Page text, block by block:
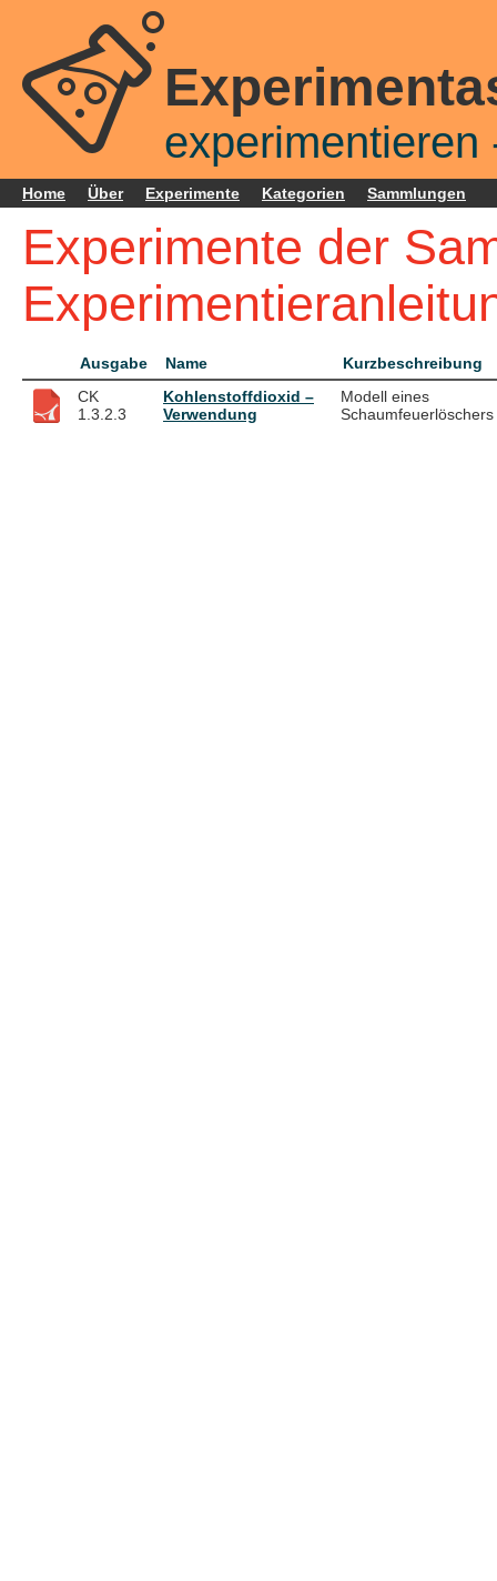
experimentieren
Home Über Experimente Kategorien Sammlungen
Experimente der
Ausgabe Name
Kurzbeschreibung
CK
1.3.2.3
Kohlenstoffdioxid –
Verwendung
Modell eines
Schaumfeuerlöschers